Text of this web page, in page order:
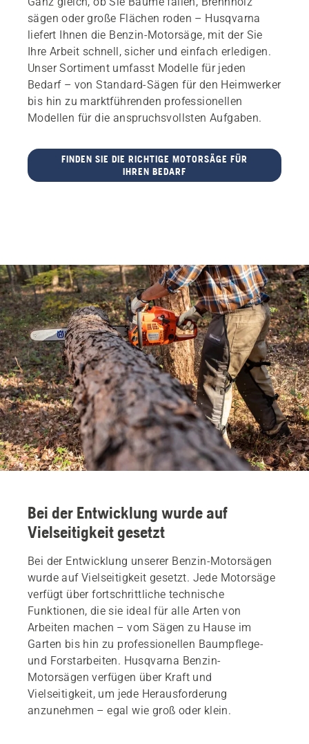
sägen oder große Flächen roden – Husqvarna
liefert Ihnen die Benzin-Motorsäge, mit der Sie
Ihre Arbeit schnell, sicher und einfach erledigen.
Unser Sortiment umfasst Modelle für jeden
Bedarf – von Standard-Sägen für den Heimwerker
bis hin zu marktführenden professionellen
Modellen für die anspruchsvollsten Aufgaben.
FINDEN SIE DIE RICHTIGE MOTORSÄGE FÜR
IHREN BEDARF
Bei der Entwicklung wurde auf
Vielseitigkeit gesetzt
Bei der Entwicklung unserer Benzin-Motorsägen
wurde auf Vielseitigkeit gesetzt. Jede Motorsäge
verfügt über fortschrittliche technische
Funktionen, die sie ideal für alle Arten von
Arbeiten machen – vom Sägen zu Hause im
Garten bis hin zu professionellen Baumpflege-
und Forstarbeiten. Husqvarna Benzin-
Motorsägen verfügen über Kraft und
Vielseitigkeit, um jede Herausforderung
anzunehmen – egal wie groß oder klein.